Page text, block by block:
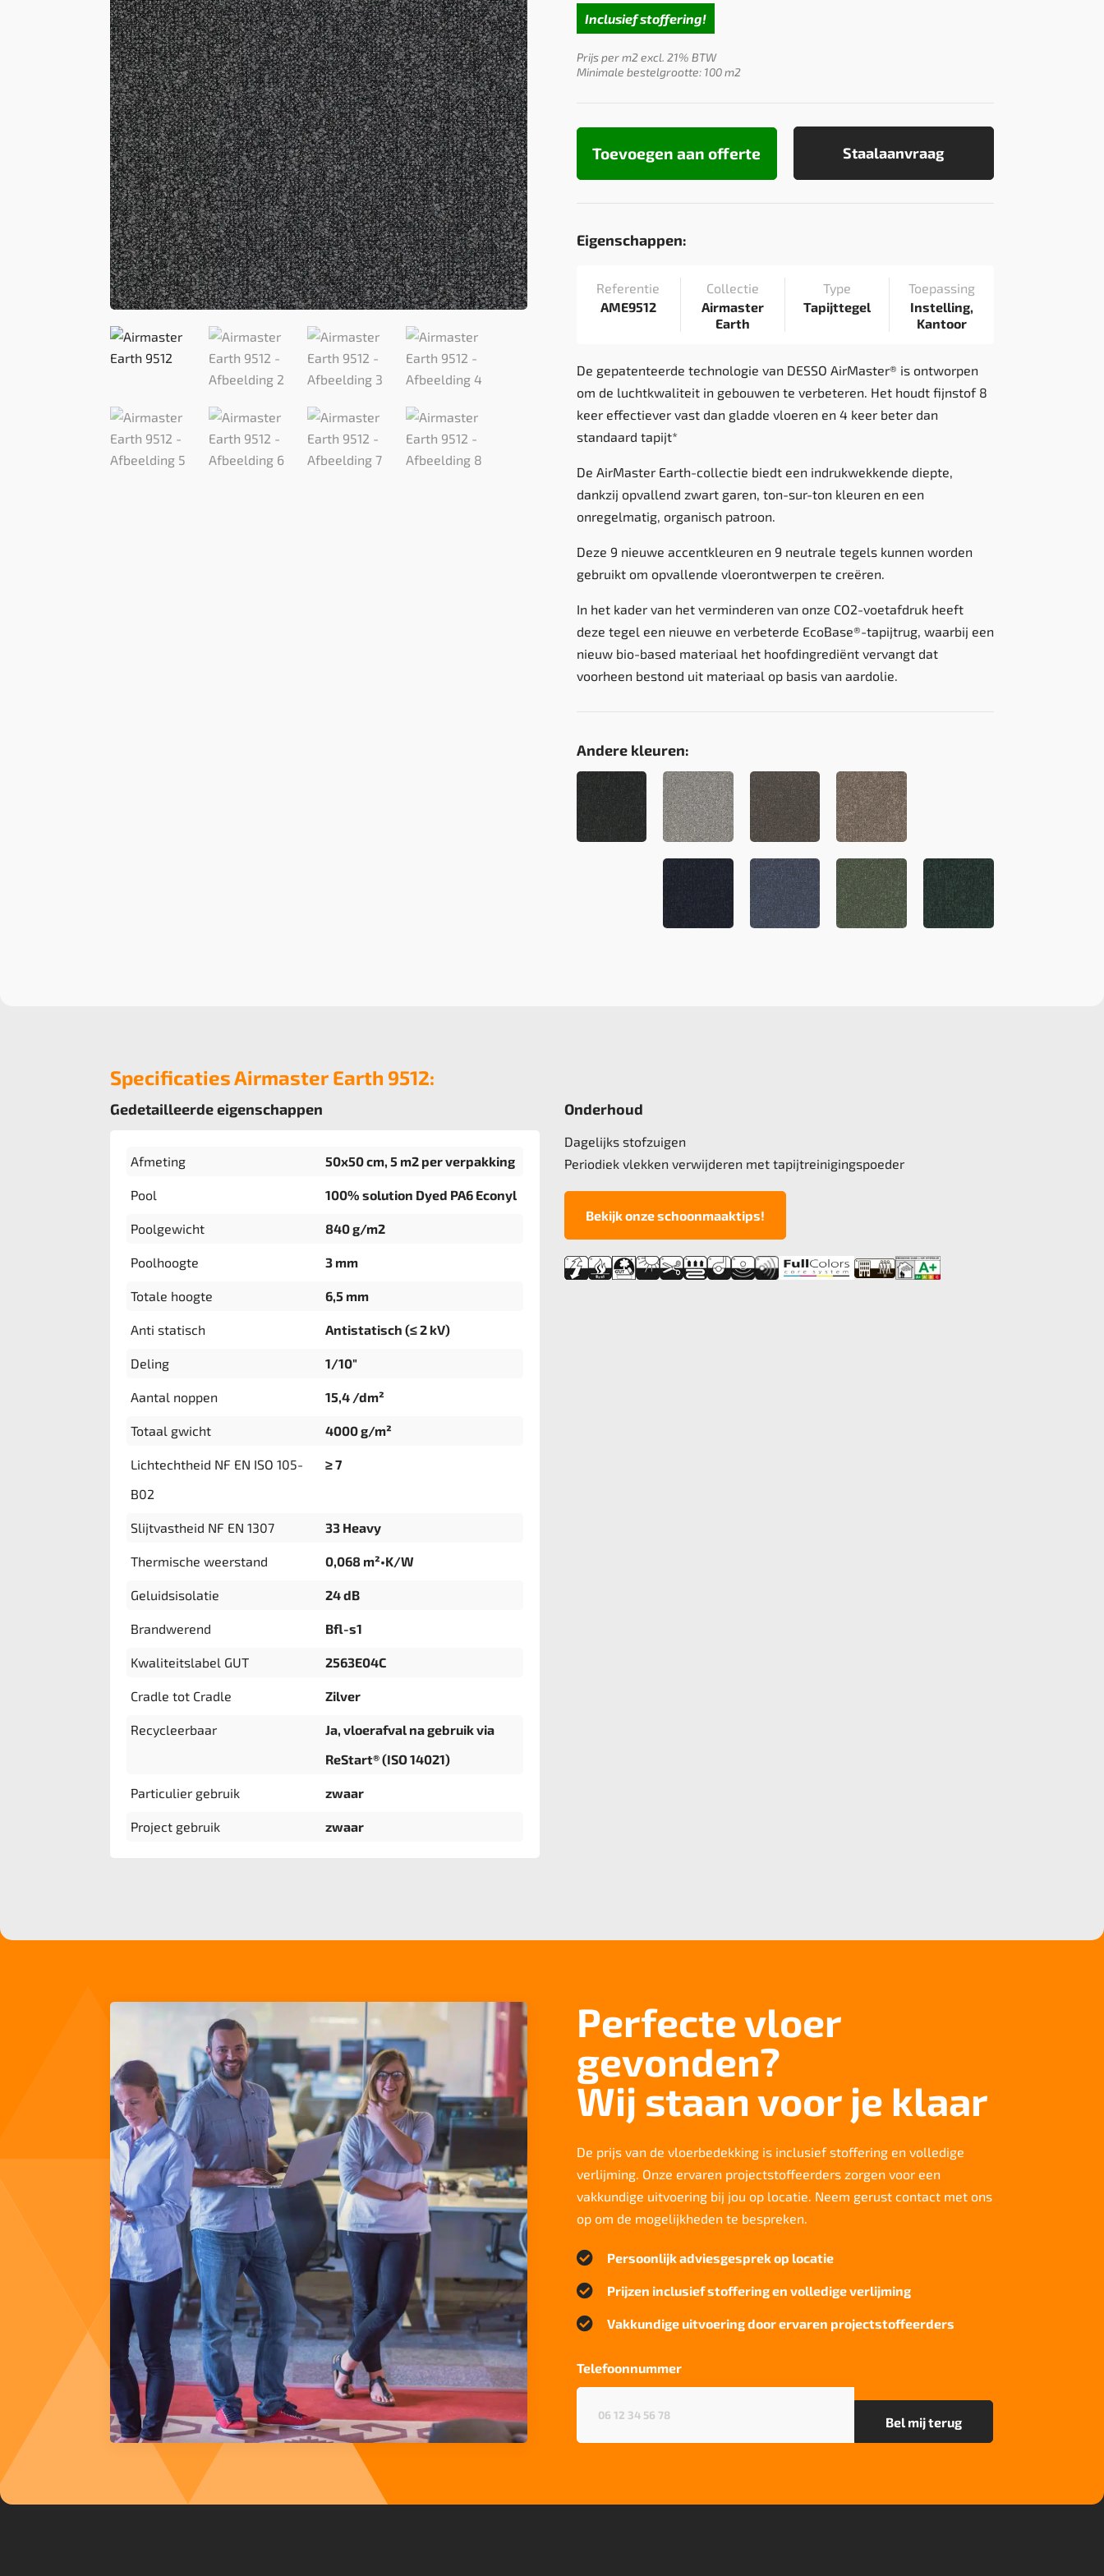
Inclusief stoffering!
Prijs per m2 excl. 21% BTW
Minimale bestelgrootte: 100 m2
Staalaanvraag
Toevoegen aan offerte
Eigenschappen:
Referentie
AME9512
Collectie
Airmaster
Earth
Type
Tapijttegel
Toepassing
Instelling,
Kantoor
De gepatenteerde technologie van DESSO AirMaster® is ontworpen
om de luchtkwaliteit in gebouwen te verbeteren. Het houdt fijnstof 8
keer effectiever vast dan gladde vloeren en 4 keer beter dan
standaard tapijt*
De AirMaster Earth-collectie biedt een indrukwekkende diepte,
dankzij opvallend zwart garen, ton-sur-ton kleuren en een
onregelmatig, organisch patroon.
Deze 9 nieuwe accentkleuren en 9 neutrale tegels kunnen worden
gebruikt om opvallende vloerontwerpen te creëren.
In het kader van het verminderen van onze CO2-voetafdruk heeft
deze tegel een nieuwe en verbeterde EcoBase®-tapijtrug, waarbij een
nieuw bio-based materiaal het hoofdingrediënt vervangt dat
voorheen bestond uit materiaal op basis van aardolie.
Andere kleuren:
Specificaties Airmaster Earth 9512:
Gedetailleerde eigenschappen
Afmeting 50x50 cm, 5 m2 per verpakking
Pool 100% solution Dyed PA6 Econyl
Poolgewicht 840 g/m2
Poolhoogte 3 mm
Totale hoogte 6,5 mm
Anti statisch Antistatisch (≤ 2 kV)
Deling 1/10"
Aantal noppen 15,4 /dm²
Totaal gwicht 4000 g/m²
Lichtechtheid NF EN ISO 105-
B02
≥ 7
Slijtvastheid NF EN 1307 33 Heavy
Thermische weerstand 0,068 m²•K/W
Geluidsisolatie 24 dB
Brandwerend Bfl-s1
Kwaliteitslabel GUT 2563E04C
Cradle tot Cradle Zilver
Recycleerbaar
Ja, vloerafval na gebruik via
ReStart® (ISO 14021)
Particulier gebruik zwaar
Project gebruik zwaar
Onderhoud
Dagelijks stofzuigen
Periodiek vlekken verwijderen met tapijtreinigingspoeder
Bekijk onze schoonmaaktips!
Perfecte vloer
gevonden?
Wij staan voor je klaar
De prijs van de vloerbedekking is inclusief stoffering en volledige
verlijming. Onze ervaren projectstoffeerders zorgen voor een
vakkundige uitvoering bij jou op locatie. Neem gerust contact met ons
op om de mogelijkheden te bespreken.
 Persoonlijk adviesgesprek op locatie
 Prijzen inclusief stoffering en volledige verlijming
 Vakkundige uitvoering door ervaren projectstoffeerders
Telefoonnummer